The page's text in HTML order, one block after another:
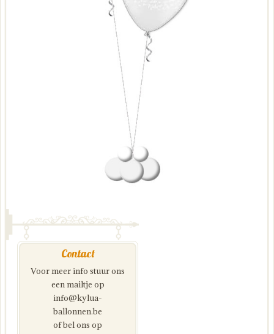
Contact
Voor meer info stuur ons
een mailtje op
info@kylua-
ballonnen.be
of bel ons op